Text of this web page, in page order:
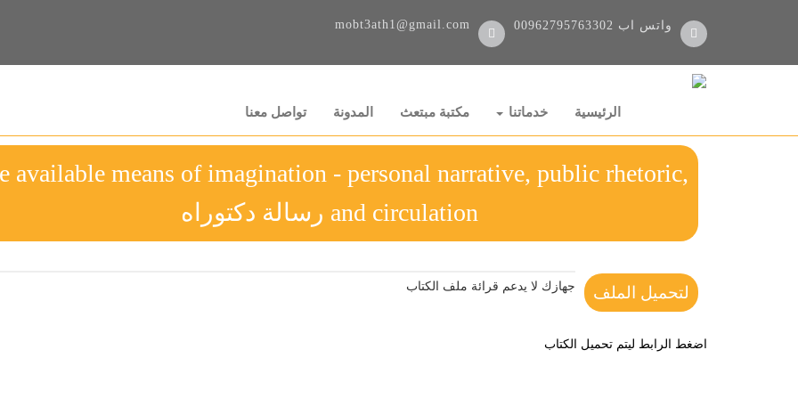
00962795763302 واتس اب mobt3ath1@gmail.com
الرئيسية خدماتنا مكتبة مبتعث المدونة تواصل معنا
available means of imagination - personal narrative, public rhetoric,
and circulation رسالة دكتوراه
لتحميل الملف جهازك لا يدعم قرائة ملف الكتاب
اضغط الرابط ليتم تحميل الكتاب